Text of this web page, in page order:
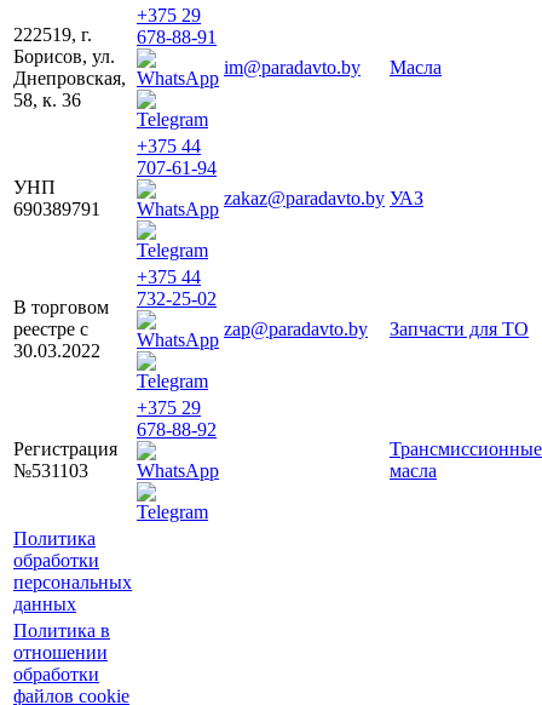
222519, г.
Борисов, ул.
Днепровская,
58, к. 36
+375 29
678-88-91
im@paradavto.by
Масла
УНП
690389791
+375 44
707-61-94
zakaz@paradavto.by УАЗ
В торговом
реестре с
30.03.2022
+375 44
732-25-02
zap@paradavto.by
Запчасти для ТО
Регистрация
№531103
+375 29
678-88-92
Трансмиссионные
масла
Политика
обработки
персональных
данных
Политика в
отношении
обработки
файлов cookie